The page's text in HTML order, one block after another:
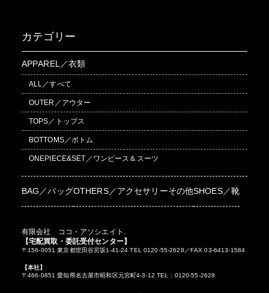
カテゴリー
APPAREL／衣類
ALL／すべて
OUTER／アウター
TOPS／トップス
BOTTOMS／ボトム
ONEPIECE&SET／ワンピース＆スーツ
BAG／バッグOTHERS／アクセサリーその他SHOES／靴
有限会社 ココ・アソシエイト.
【宅配買取・委託受付センター】
〒156-0051 東京都世田谷宮坂1-41-24 TEL 0120-55-2628／FAX 03-6413-1584
【本社】
〒466-0851 愛知県名古屋市昭和区元宮町4-3-12 TEL：0120-55-2628